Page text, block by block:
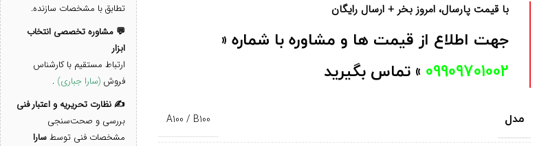
با قیمت پارسال، امروز بخر + ارسال رایگان
جهت اطلاع از قیمت ها و مشاوره با شماره «
09909701002 » تماس بگیرید
مدل A100 / B100
تطابق با مشخصات سازنده.
💬 مشاوره تخصصی انتخاب
ابزار
ارتباط مستقیم با کارشناس
فروش (سارا جباری) .
✍️ نظارت تحریریه و اعتبار فنی
بررسی و صحت‌سنجی
مشخصات فنی توسطسارا